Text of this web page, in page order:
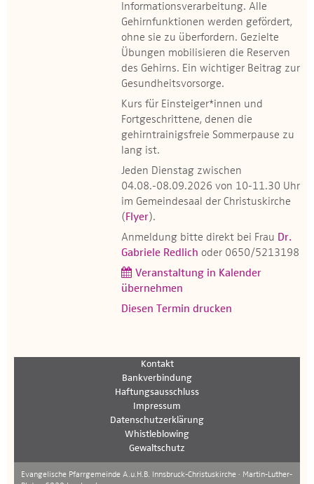
Informationsverarbeitung. Alle
Gehirnfunktionen werden gefördert,
ohne sie zu überfordern. Gezielte
Übungen mobilisieren die Reserven
des Gehirns. Ein wichtiger Beitrag zur
Gesundheitsvorsorge.
Kurs für Einsteiger*innen und
Fortgeschrittene, denen die
gehirntrainigsfreie Sommerpause zu
lang ist.
Jeden Dienstag zwischen
04.08.-08.09.2026 von 10-11.30 Uhr
im Gemeindesaal der Christuskirche
( Flyer).
Anmeldung bitte direkt bei Frau Dr.
Gabriele Redlich oder 0650/5213198
Veranstaltung in Kalender
übernehmen
Diesen Termin drucken
Kontakt
Bankverbindung
Haftungsausschluss
Impressum
Datenschutzerklärung
Whistleblowing
Gewaltschutz
Evangelische Pfarrgemeinde A.u.H.B. Innsbruck-Christuskirche · Martin-Luther-